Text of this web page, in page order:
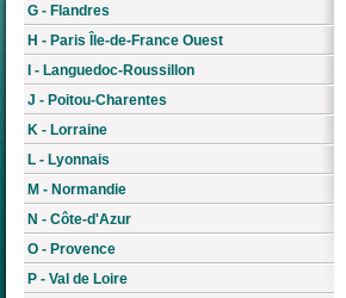
G - Flandres
H - Paris Île-de-France Ouest
I - Languedoc-Roussillon
J - Poitou-Charentes
K - Lorraine
L - Lyonnais
M - Normandie
N - Côte-d'Azur
O - Provence
P - Val de Loire